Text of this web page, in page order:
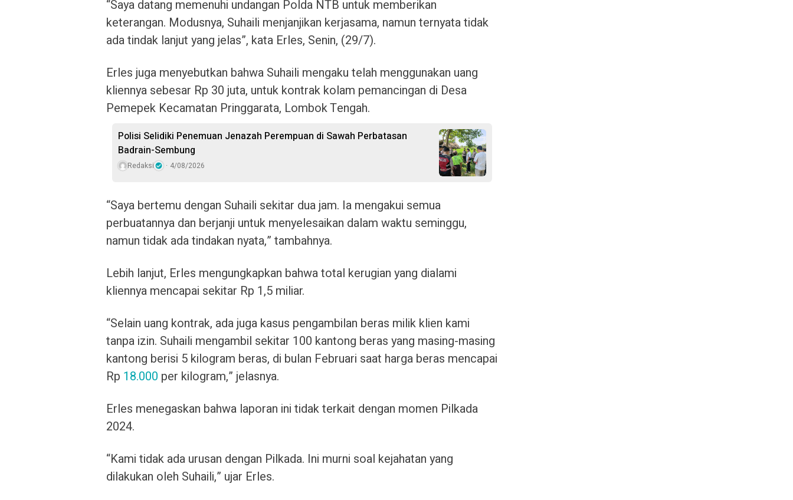
“Saya datang memenuhi undangan Polda NTB untuk memberikan
keterangan. Modusnya, Suhaili menjanjikan kerjasama, namun ternyata tidak
ada tindak lanjut yang jelas”, kata Erles, Senin, (29/7).
Erles juga menyebutkan bahwa Suhaili mengaku telah menggunakan uang
kliennya sebesar Rp 30 juta, untuk kontrak kolam pemancingan di Desa
Pemepek Kecamatan Pringgarata, Lombok Tengah.
Polisi Selidiki Penemuan Jenazah Perempuan di Sawah Perbatasan
Badrain-Sembung
Redaksi 4/08/2026
“Saya bertemu dengan Suhaili sekitar dua jam. Ia mengakui semua
perbuatannya dan berjanji untuk menyelesaikan dalam waktu seminggu,
namun tidak ada tindakan nyata,” tambahnya.
Lebih lanjut, Erles mengungkapkan bahwa total kerugian yang dialami
kliennya mencapai sekitar Rp 1,5 miliar.
“Selain uang kontrak, ada juga kasus pengambilan beras milik klien kami
tanpa izin. Suhaili mengambil sekitar 100 kantong beras yang masing-masing
kantong berisi 5 kilogram beras, di bulan Februari saat harga beras mencapai
Rp 18.000 per kilogram,” jelasnya.
Erles menegaskan bahwa laporan ini tidak terkait dengan momen Pilkada
2024.
“Kami tidak ada urusan dengan Pilkada. Ini murni soal kejahatan yang
dilakukan oleh Suhaili,” ujar Erles.